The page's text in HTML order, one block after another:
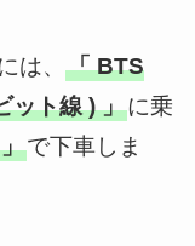
は、 「 BTS
ット線 ) 」に乗
で下車しま